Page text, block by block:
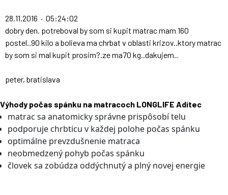
28.11.2016 · 05:24:02
dobry den. potreboval by som si kupit matrac mam 160
postel..90 kilo a bolieva ma chrbat v oblasti krizov..ktory matrac
by som si mal kupit prosim?.ze ma70 kg..dakujem..
peter, bratislava
Výhody počas spánku na matracoch LONGLIFE Aditec
matrac sa anatomicky správne prispôsobí telu
podporuje chrbticu v každej polohe počas spánku
optimálne prevzdušnenie matraca
neobmedzený pohyb počas spánku
človek sa zobúdza oddýchnutý a plný novej energie